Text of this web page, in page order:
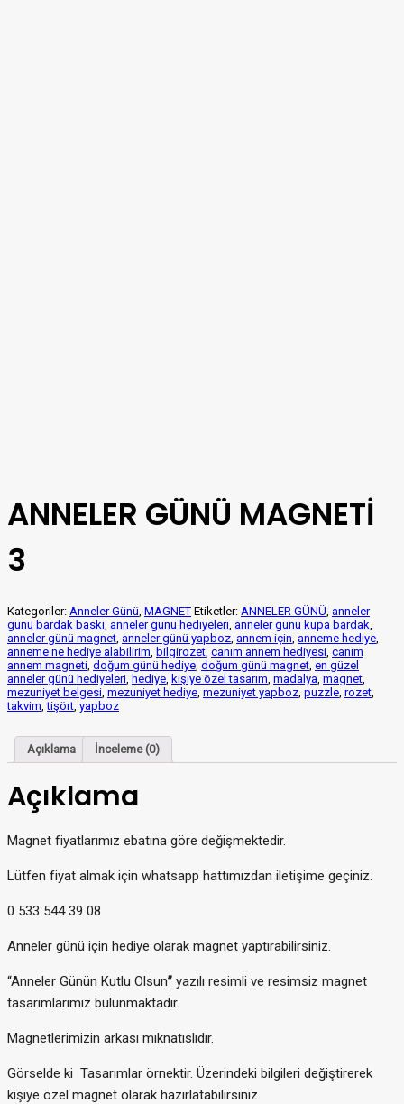
ANNELER GÜNÜ MAGNETİ
3
Kategoriler: Anneler Günü MAGNET Etiketler: ANNELER GÜNÜ anneler
günü bardak baskı anneler günü hediyeleri anneler günü kupa bardak
anneler günü magnet anneler günü yapboz annem için anneme hediye
anneme ne hediye alabilirim bilgirozet canım annem hediyesi canım
annem magneti doğum günü hediye doğum günü magnet en güzel
anneler günü hediyeleri hediye kişiye özel tasarım madalya magnet
mezuniyet belgesi mezuniyet hediye mezuniyet yapboz puzzle rozet
takvim ,tişört yapboz
Açıklama İnceleme (0)
Açıklama
Magnet fiyatlarımız ebatına göre değişmektedir.
Lütfen fiyat almak için whatsapp hattımızdan iletişime geçiniz.
0 533 544 39 08
Anneler günü için hediye olarak magnet yaptırabilirsiniz.
“Anneler Günün Kutlu Olsun” yazılı resimli ve resimsiz magnet
tasarımlarımız bulunmaktadır.
Magnetlerimizin arkası mıknatıslıdır.
Görselde ki Tasarımlar örnektir. Üzerindeki bilgileri değiştirerek
kişiye özel magnet olarak hazırlatabilirsiniz.